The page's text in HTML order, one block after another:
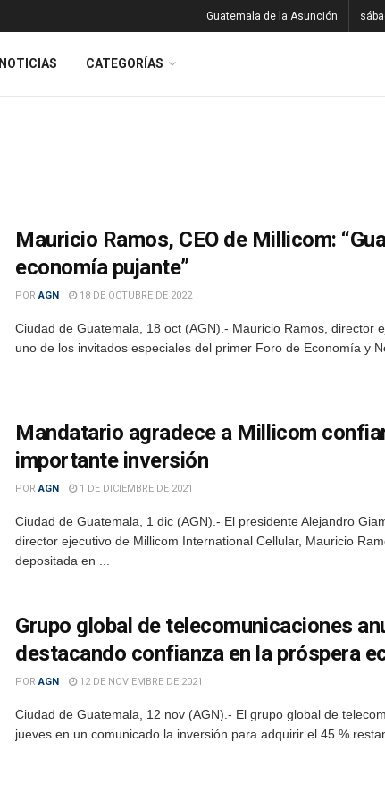
Guatemala de la Asunción
NOTICIAS CATEGORÍAS
Mauricio Ramos, CEO de Millicom:
economía pujante”
POR AGN 18 DE OCTUBRE DE 2022
Ciudad de Guatemala, 18 oct (AGN).- Mauricio Ramos, director
uno de los invitados especiales del primer Foro de Economía y
Mandatario agradece a Millicom
importante inversión
POR AGN 1 DE DICIEMBRE DE 2021
Ciudad de Guatemala, 1 dic (AGN).- El presidente Alejandro
director ejecutivo de Millicom International Cellular, Mauricio
depositada en ...
Grupo global de telecomunicaciones
destacando confianza en la próspera
POR AGN 12 DE NOVIEMBRE DE 2021
Ciudad de Guatemala, 12 nov (AGN).- El grupo global de
jueves en un comunicado la inversión para adquirir el 45 %